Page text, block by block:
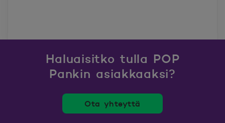
Haluaisitko tulla POP
Pankin asiakkaaksi?
Ota yhteyttä